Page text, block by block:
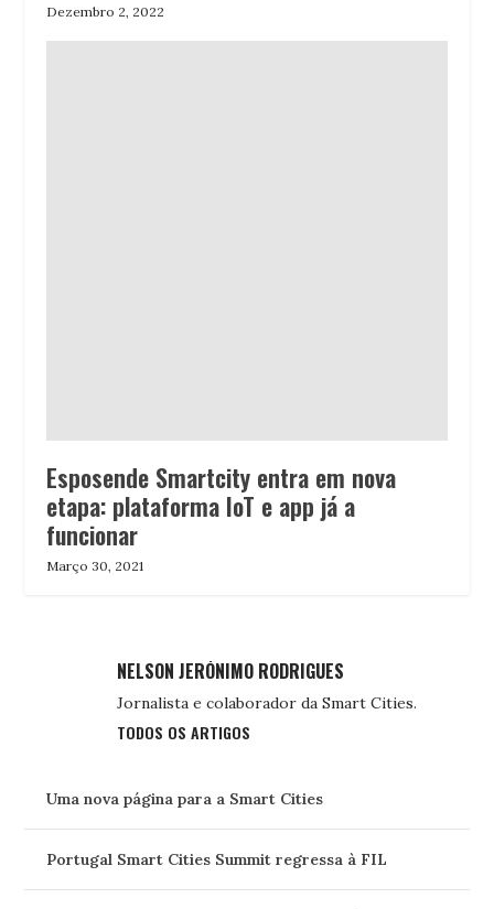
Dezembro 2, 2022
Esposende Smartcity entra em nova
etapa: plataforma IoT e app já a
funcionar
Março 30, 2021
NELSON JERÓNIMO RODRIGUES
Jornalista e colaborador da Smart Cities.
TODOS OS ARTIGOS
Uma nova página para a Smart Cities
Portugal Smart Cities Summit regressa à FIL